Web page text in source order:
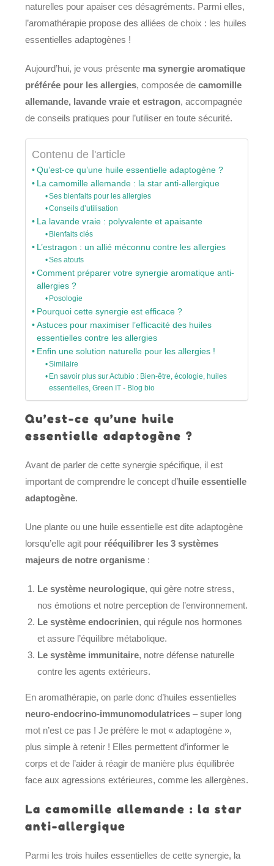
naturelles pour apaiser ces désagréments. Parmi elles,
l’aromathérapie propose des alliées de choix : les huiles
essentielles adaptogènes !
Aujourd’hui, je vous présente ma synergie aromatique
préférée pour les allergies, composée decamomille
allemande, lavande vraie et estragon, accompagnée
de conseils pratiques pour l’utiliser en toute sécurité.
Contenu de l'article
Qu’est-ce qu’une huile essentielle adaptogène ?
La camomille allemande : la star anti-allergique
Ses bienfaits pour les allergies
Conseils d’utilisation
La lavande vraie : polyvalente et apaisante
Bienfaits clés
L’estragon : un allié méconnu contre les allergies
Ses atouts
Comment préparer votre synergie aromatique anti-
allergies ?
Posologie
Pourquoi cette synergie est efficace ?
Astuces pour maximiser l’efficacité des huiles
essentielles contre les allergies
Enfin une solution naturelle pour les allergies !
Similaire
En savoir plus sur Actubio : Bien-être, écologie, huiles
essentielles, Green IT - Blog bio
Qu’est-ce qu’une huile
essentielle adaptogène ?
Avant de parler de cette synergie spécifique, il est
important de comprendre le concept d’huile essentielle
adaptogène.
Une plante ou une huile essentielle est dite adaptogène
lorsqu’elle agit pour rééquilibrer les 3 systèmes
majeurs de notre organisme :
Le système neurologique, qui gère notre stress,
nos émotions et notre perception de l’environnement.
Le système endocrinien, qui régule nos hormones
et assure l’équilibre métabolique.
Le système immunitaire, notre défense naturelle
contre les agents extérieurs.
En aromathérapie, on parle donc d’huiles essentielles
neuro-endocrino-immunomodulatrices – super long
mot n’est ce pas ! Je préfère le mot « adaptogène »,
plus simple à retenir ! Elles permettent d’informer le
corps et de l’aider à réagir de manière plus équilibrée
face aux agressions extérieures, comme les allergènes.
La camomille allemande : la star
anti-allergique
Parmi les trois huiles essentielles de cette synergie, la